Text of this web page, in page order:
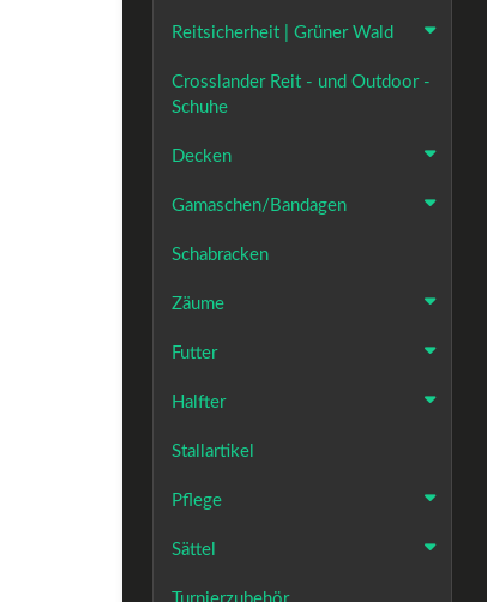
Reitsicherheit | Grüner Wald
Crosslander Reit - und Outdoor -
Schuhe
Decken
Gamaschen/Bandagen
Schabracken
Zäume
Futter
Halfter
Stallartikel
Pflege
Sättel